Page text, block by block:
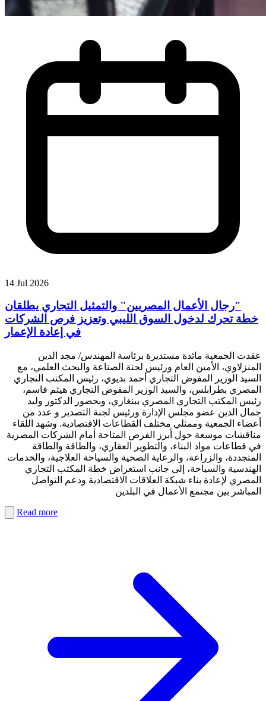
14 Jul 2026
"رجال الأعمال المصريين" والتمثيل التجاري يطلقان
خطة تحرك لدخول السوق الليبي وتعزيز فرص الشركات
في إعادة الإعمار
عقدت الجمعية مائدة مستديرة برئاسة المهندس/ مجد الدين
المنزلاوي، الأمين العام ورئيس لجنة الصناعة والبحث العلمي، مع
السيد الوزير المفوض التجاري أحمد بديوي، رئيس المكتب التجاري
المصري بطرابلس، والسيد الوزير المفوض التجاري هيثم قاسم،
رئيس المكتب التجاري المصري ببنغازي، وبحضور الدكتور وليد
جمال الدين عضو مجلس الإدارة ورئيس لجنة التصدير و عدد من
أعضاء الجمعية وممثلي مختلف القطاعات الاقتصادية. وشهد اللقاء
مناقشات موسعة حول أبرز الفرص المتاحة أمام الشركات المصرية
في قطاعات مواد البناء، والتطوير العقاري، والطاقة والطاقة
المتجددة، والزراعة، والرعاية الصحية والسياحة العلاجية، والخدمات
الهندسية والسياحة، إلى جانب استعراض خطة المكتب التجاري
المصري لإعادة بناء شبكة العلاقات الاقتصادية ودعم التواصل
المباشر بين مجتمع الأعمال في البلدين
Read more